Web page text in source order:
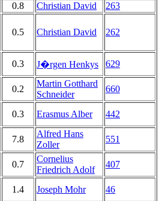
0.8 Christian David
263
0.5 Christian David 262
0.3 J�rgen Henkys
629
0.2
Martin Gotthard
Schneider
660
0.3 Erasmus Alber 442
7.8
Alfred Hans
Zoller
551
0.7
Cornelius
Friedrich Adolf
407
1.4 Joseph Mohr
46